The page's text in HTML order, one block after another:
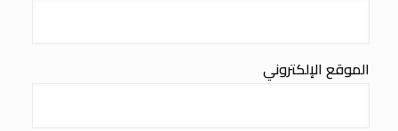
الموقع الإلكتروني